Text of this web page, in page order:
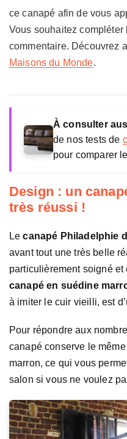
ce canapé afin de vous
Vous souhaitez
commentaire. Découvrez
Maisons du Monde.
À consulter
de nos tests de
pour comparer
Design : un
très réussi !
Lecanapé Philadelphie
avant tout une très belle
particulièrement soigné
canapé en suédine
à imiter le cuir vieilli, est
Pour répondre aux
canapé conserve le
marron, ce qui vous
salon si vous ne voulez